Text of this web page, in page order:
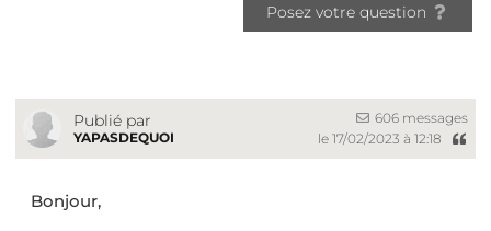
Posez votre question
Publié par
YAPASDEQUOI
606 messages
le 17/02/2023 à 12:18
Bonjour,